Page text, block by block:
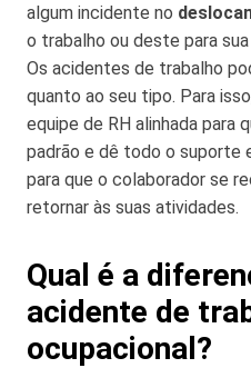
algum incidente no
o trabalho ou deste para
Os acidentes de trabalho
quanto ao seu tipo. Para
equipe de RH alinhada para
padrão e dê todo o suporte
para que o colaborador se
retornar às suas atividades.
Qual é a
acidente de
ocupacional?